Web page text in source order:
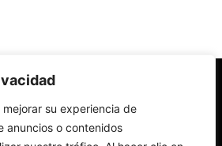
su experiencia de
anuncios o contenidos
la Iglesia católica y la sociedad